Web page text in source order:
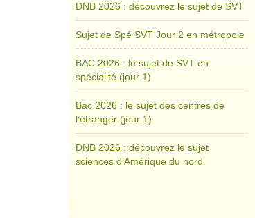
DNB 2026 : découvrez le sujet de SVT
Sujet de Spé SVT Jour 2 en métropole
BAC 2026 : le sujet de SVT en
spécialité (jour 1)
Bac 2026 : le sujet des centres de
l’étranger (jour 1)
DNB 2026 : découvrez le sujet
sciences d’Amérique du nord